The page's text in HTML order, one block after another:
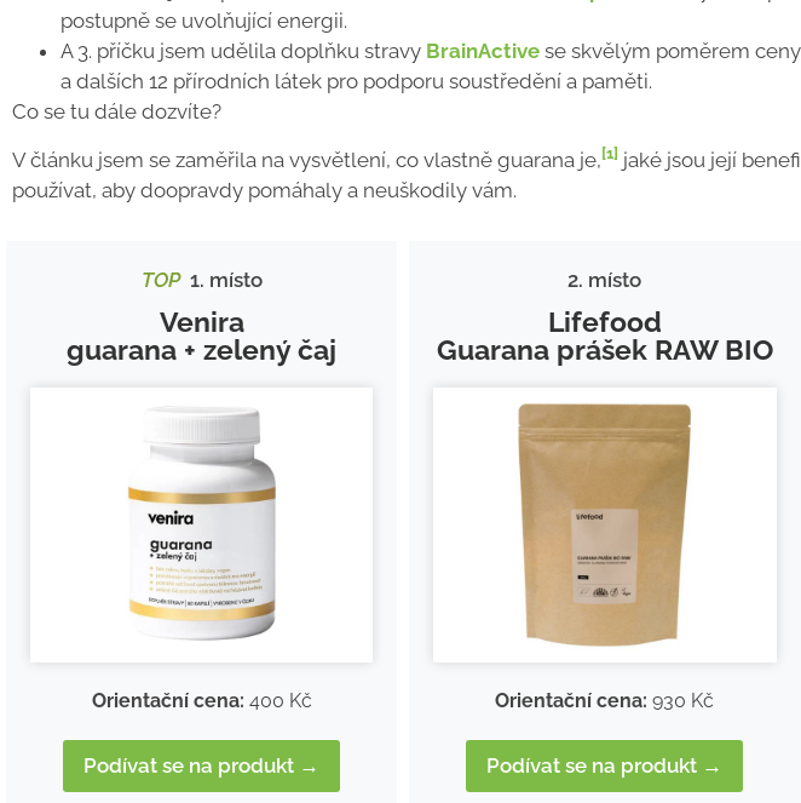
postupně se uvolňující energii.
A 3. příčku jsem udělila doplňku stravy BrainActive se skvělým poměrem
a dalších 12 přírodních látek pro podporu soustředění a paměti.
Co se tu dále dozvíte?
V článku jsem se zaměřila na vysvětlení, co vlastně guarana je, [1] jaké jsou její
používat, aby doopravdy pomáhaly a neuškodily vám.
TOP1. místo
Venira
guarana + zelený čaj
Orientační cena: 400 Kč
Podívat se na produkt →
2. místo
Lifefood
Guarana prášek RAW BIO
Orientační cena: 930 Kč
Podívat se na produkt →